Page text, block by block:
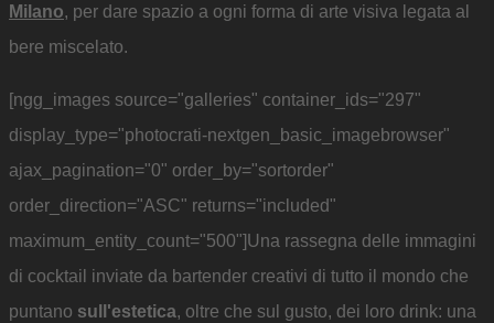
Milano, per dare spazio a ogni forma di arte visiva legata al
bere miscelato.
[ngg_images source="galleries" container_ids="297"
display_type="photocrati-nextgen_basic_imagebrowser"
ajax_pagination="0" order_by="sortorder"
order_direction="ASC" returns="included"
maximum_entity_count="500"]Una rassegna delle immagini
di cocktail inviate da bartender creativi di tutto il mondo che
puntano sull'estetica, oltre che sul gusto, dei loro drink: una